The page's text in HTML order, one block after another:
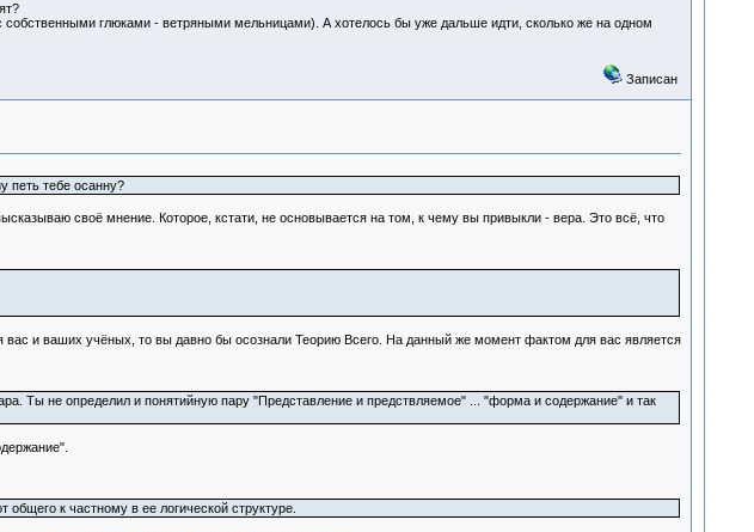
собственными глюками - ветряными мельницами). А хотелось бы уже дальше идти, сколько же на одном
Записан
петь тебе осанну?
своё мнение. Которое, кстати, не основывается на том, к чему вы привыкли - вера. Это всё, что
и ваших учёных, то вы давно бы осознали Теорию Всего. На данный же момент фактом для вас является
Ты не определил и понятийную пару "Представление и предствляемое" ... "форма и содержание" и так
к частному в ее логической структуре.